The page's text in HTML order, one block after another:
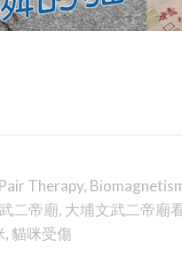
Therapy,
二帝廟, 大埔文武二帝廟
,貓咪受傷